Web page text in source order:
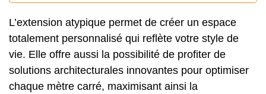
L’extension atypique permet de créer un espace
totalement personnalisé qui reflète votre style de
vie. Elle offre aussi la possibilité de profiter de
solutions architecturales innovantes pour optimiser
chaque mètre carré, maximisant ainsi la